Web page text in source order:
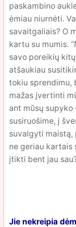
paskambino
ėmiau niurnėti.
savaitgaliais? O
kartu su mumis.
savo poreikių
atšaukiau
tokiu sprendimu,
mažas įvertinti
ant mūsų
susiruošime, į
suvalgyti maistą,
ne geriau kartais
įtikti bent jau
Jie nekreipia